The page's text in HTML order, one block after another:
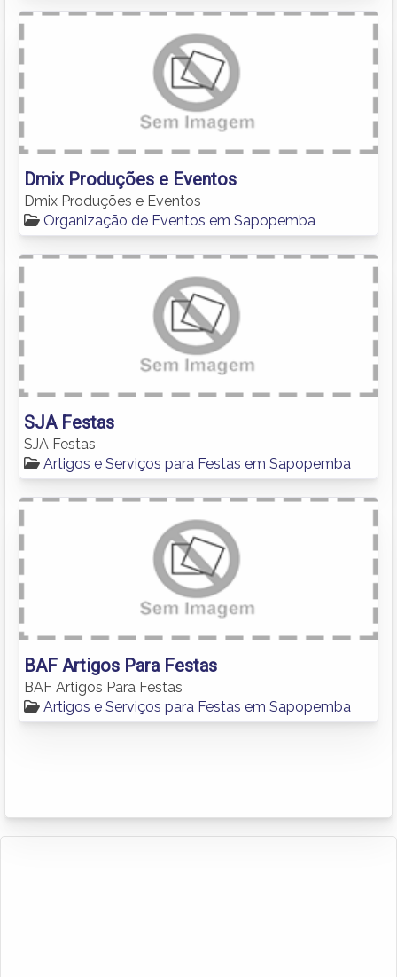
Dmix Produções e Eventos
Dmix Produções e Eventos
Organização de Eventos em Sapopemba
SJA Festas
SJA Festas
Artigos e Serviços para Festas em Sapopemba
BAF Artigos Para Festas
BAF Artigos Para Festas
Artigos e Serviços para Festas em Sapopemba